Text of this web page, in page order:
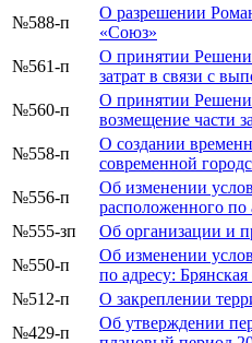
№588-п
О разрешении
«Союз»
№561-п
О принятии
затрат в связи с
№560-п
О принятии
возмещение части
№558-п
О создании
современной
№556-п
Об изменении
расположенного по
№555-зп
Об организации и
№550-п
Об изменении
по адресу:
№512-п
О закреплении
№429-п
Об утверждении